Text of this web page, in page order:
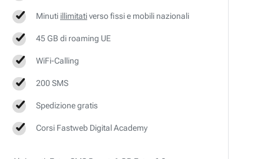
Minuti illimitativerso fissi e mobili nazionali
45 GB di roaming UE
WiFi-Calling
200 SMS
Spedizione gratis
Corsi Fastweb Digital Academy